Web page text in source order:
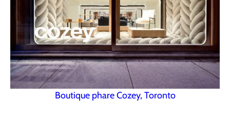
Boutique phare Cozey, Toronto